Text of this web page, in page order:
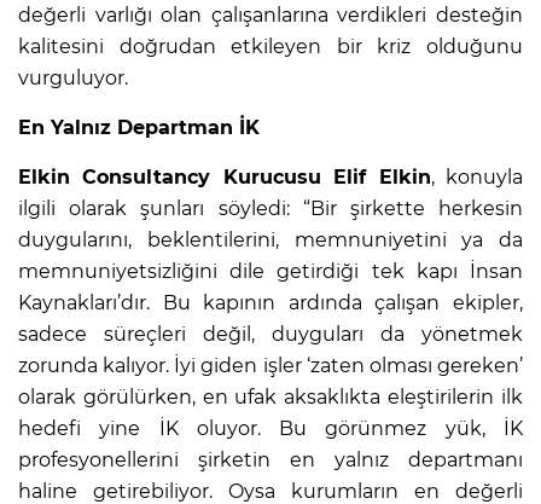
değerli varlığı olan çalışanlarına verdikleri desteğin
kalitesini doğrudan etkileyen bir kriz olduğunu
vurguluyor.
En Yalnız Departman İK
Elkin Consultancy Kurucusu Elif Elkin, konuyla
ilgili olarak şunları söyledi: “Bir şirkette herkesin
duygularını, beklentilerini, memnuniyetini ya da
memnuniyetsizliğini dile getirdiği tek kapı İnsan
Kaynakları’dır. Bu kapının ardında çalışan ekipler,
sadece süreçleri değil, duyguları da yönetmek
zorunda kalıyor. İyi giden işler ‘zaten olması gereken’
olarak görülürken, en ufak aksaklıkta eleştirilerin ilk
hedefi yine İK oluyor. Bu görünmez yük, İK
profesyonellerini şirketin en yalnız departmanı
haline getirebiliyor. Oysa kurumların en değerli